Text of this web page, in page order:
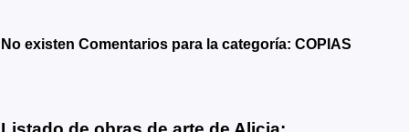
No existen Comentarios para la categoría: COPIAS